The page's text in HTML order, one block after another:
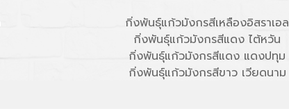
กิ่งพันธ์ุแก้วมังกรสีเหลืองอิสราเอล
กิ่งพันธ์ุแก้วมังกรสีแดง ไต้หวัน
กิ่งพันธ์ุแก้วมังกรสีแดง แดงปทุม
กิ่งพันธ์ุแก้วมังกรสีขาว เวียดนาม